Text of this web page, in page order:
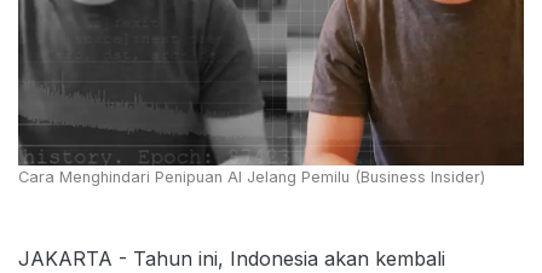
Cara Menghindari Penipuan AI Jelang Pemilu (Business Insider)
JAKARTA - Tahun ini, Indonesia akan kembali